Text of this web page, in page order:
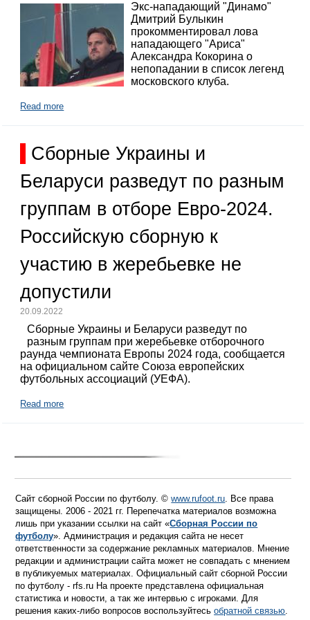
Экс-нападающий "Динамо"
Дмитрий Булыкин
прокомментировал лова
нападающего "Ариса"
Александра Кокорина о
непопадании в список легенд
московского клуба.
Read more
Сборные Украины и
Беларуси разведут по разным
группам в отборе Евро-2024.
Российскую сборную к
участию в жеребьевке не
допустили
20.09.2022
Сборные Украины и Беларуси разведут по
разным группам при жеребьевке отборочного
раунда чемпионата Европы 2024 года, сообщается
на официальном сайте Союза европейских
футбольных ассоциаций (УЕФА).
Read more
Сайт сборной России по футболу. ©www.rufoot.ru. Все права
защищены. 2006 - 2021 гг. Перепечатка материалов возможна
лишь при указании ссылки на сайт «Сборная России по
футболу». Администрация и редакция сайта не несет
ответственности за содержание рекламных материалов. Мнение
редакции и администрации сайта может не совпадать с мнением
в публикуемых материалах. Официальный сайт сборной России
по футболу - rfs.ru На проекте представлена официальная
статистика и новости, а так же интервью с игроками. Для
решения каких-либо вопросов воспользуйтесьобратной связью.